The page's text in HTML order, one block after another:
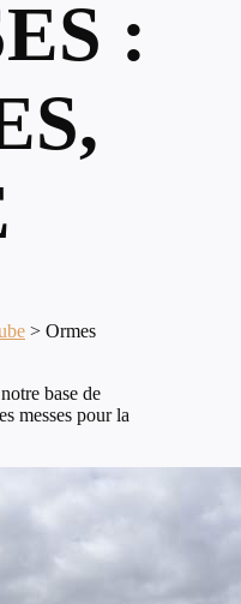
:
> Ormes
base de
messes pour la